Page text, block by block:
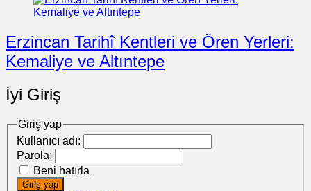
Erzincan Tarihî Kentleri ve Ören Yerleri:
Kemaliye ve Altıntepe
İyi Giriş
Giriş yap
Kullanıcı adı:
Parola:
Beni hatırla
Giriş yap